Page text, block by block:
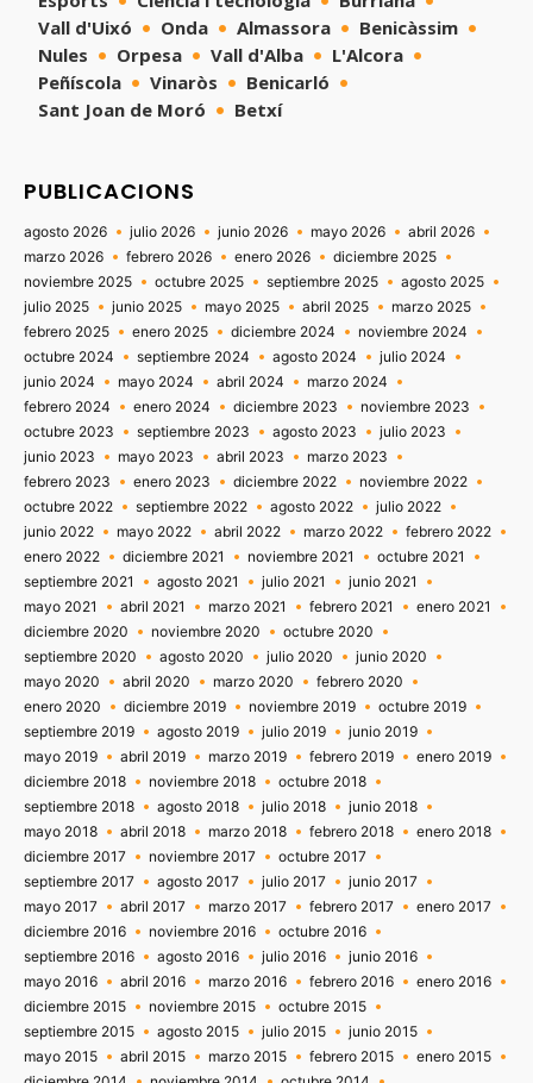
Vall d'Uixó
Onda Almassora
Benicàssim
Nules
Orpesa Vall d'Alba
L'Alcora
Peñíscola
Vinaròs
Benicarló
Sant Joan de Moró
Betxí
PUBLICACIONS
agosto 2026 julio 2026 junio 2026 mayo 2026
abril 2026
marzo 2026
febrero 2026 enero 2026
diciembre 2025
noviembre 2025
octubre 2025 septiembre 2025
agosto 2025
julio 2025
junio 2025 mayo 2025 abril 2025
marzo 2025
febrero 2025
enero 2025 diciembre 2024
noviembre 2024
octubre 2024
septiembre 2024 agosto 2024
julio 2024
junio 2024
mayo 2024 abril 2024
marzo 2024
febrero 2024
enero 2024 diciembre 2023
noviembre 2023
octubre 2023
septiembre 2023 agosto 2023
julio 2023
junio 2023
mayo 2023 abril 2023
marzo 2023
febrero 2023
enero 2023 diciembre 2022
noviembre 2022
octubre 2022
septiembre 2022 agosto 2022
julio 2022
junio 2022
mayo 2022 abril 2022 marzo 2022
febrero 2022
enero 2022
diciembre 2021 noviembre 2021
octubre 2021
septiembre 2021
agosto 2021 julio 2021
junio 2021
mayo 2021
abril 2021 marzo 2021 febrero 2021
enero 2021
diciembre 2020
noviembre 2020
octubre 2020
septiembre 2020
agosto 2020 julio 2020
junio 2020
mayo 2020
abril 2020 marzo 2020
febrero 2020
enero 2020
diciembre 2019 noviembre 2019
octubre 2019
septiembre 2019
agosto 2019 julio 2019
junio 2019
mayo 2019
abril 2019 marzo 2019 febrero 2019
enero 2019
diciembre 2018
noviembre 2018
octubre 2018
septiembre 2018
agosto 2018 julio 2018
junio 2018
mayo 2018
abril 2018 marzo 2018 febrero 2018
enero 2018
diciembre 2017
noviembre 2017
octubre 2017
septiembre 2017
agosto 2017 julio 2017
junio 2017
mayo 2017
abril 2017 marzo 2017 febrero 2017
enero 2017
diciembre 2016
noviembre 2016
octubre 2016
septiembre 2016
agosto 2016 julio 2016
junio 2016
mayo 2016
abril 2016 marzo 2016 febrero 2016
enero 2016
diciembre 2015
noviembre 2015
octubre 2015
septiembre 2015
agosto 2015 julio 2015
junio 2015
mayo 2015
abril 2015 marzo 2015 febrero 2015
enero 2015